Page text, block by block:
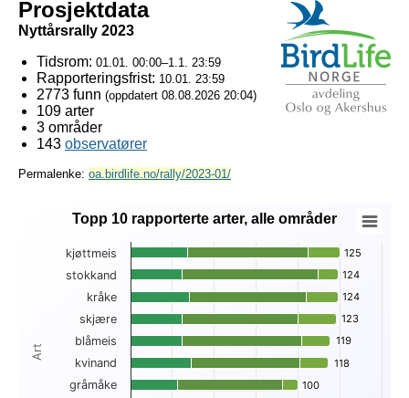
Prosjektdata
Nyttårsrally 2023
Tidsrom: 01.01. 00:00–1.1. 23:59
Rapporteringsfrist: 10.01. 23:59
2773 funn (oppdatert 08.08.2026 20:04)
109 arter
3 områder
143 observatører
Permalenke: oa.birdlife.no/rally/2023-01/
Topp 10 rapporterte arter, alle områder
Bar chart with 3 data series.
View as data table, Topp 10 rapporterte arter, alle områder
The chart has 1 X axis displaying Art.
The chart has 1 Y axis displaying . Data ranges from 18 to
Art
Topp 10 rapporterte arter, alle områder
125
125
124
124
124
124
123
123
119
119
118
118
100
100
kjøttmeis
stokkand
kråke
skjære
blåmeis
kvinand
gråmåke